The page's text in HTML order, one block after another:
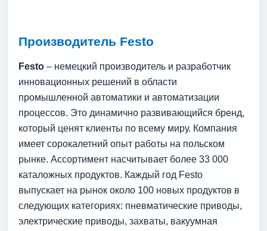
Производитель Festo
Festo – немецкий производитель и разработчик
инновационных решений в области
промышленной автоматики и автоматизации
процессов. Это динамично развивающийся бренд,
который ценят клиенты по всему миру. Компания
имеет сорокалетний опыт работы на польском
рынке. Ассортимент насчитывает более 33 000
каталожных продуктов. Каждый год Festo
выпускает на рынок около 100 новых продуктов в
следующих категориях: пневматические приводы,
электрические приводы, захваты, вакуумная